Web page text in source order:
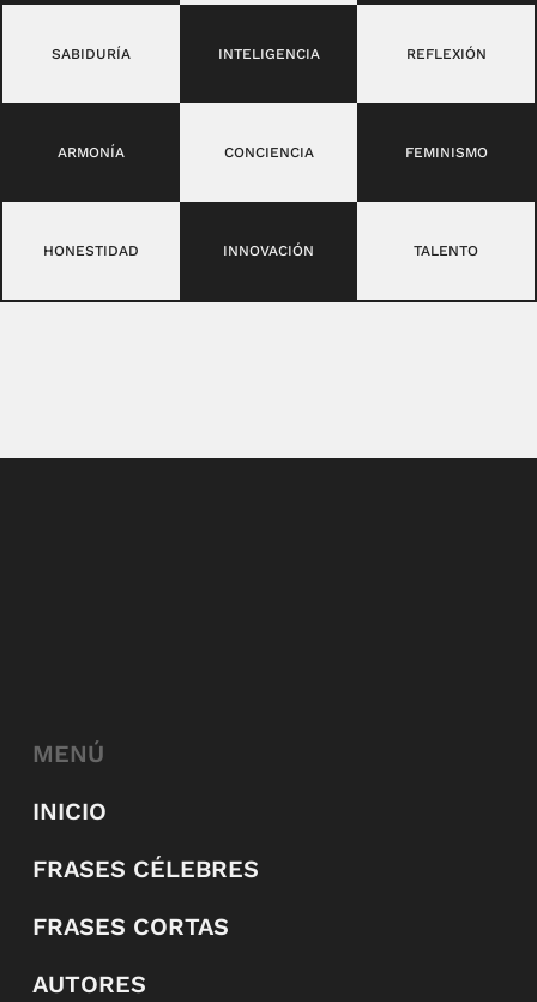
SABIDURÍA INTELIGENCIA REFLEXIÓN
ARMONÍA CONCIENCIA FEMINISMO
HONESTIDAD INNOVACIÓN TALENTO
MENÚ
INICIO
FRASES CÉLEBRES
FRASES CORTAS
AUTORES